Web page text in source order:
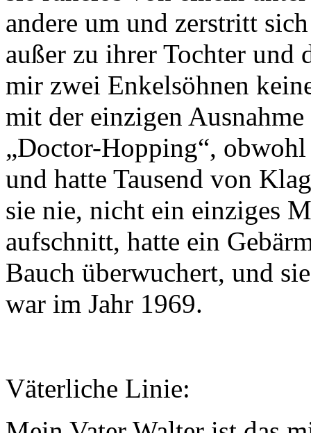
andere um und zerstritt
außer zu ihrer Tochter und
mir zwei Enkelsöhnen
mit der einzigen
„Doctor-Hopping“,
und hatte Tausend von
sie nie, nicht ein einziges
aufschnitt, hatte ein
Bauch überwuchert, und
war im Jahr 1969.
Väterliche Linie: